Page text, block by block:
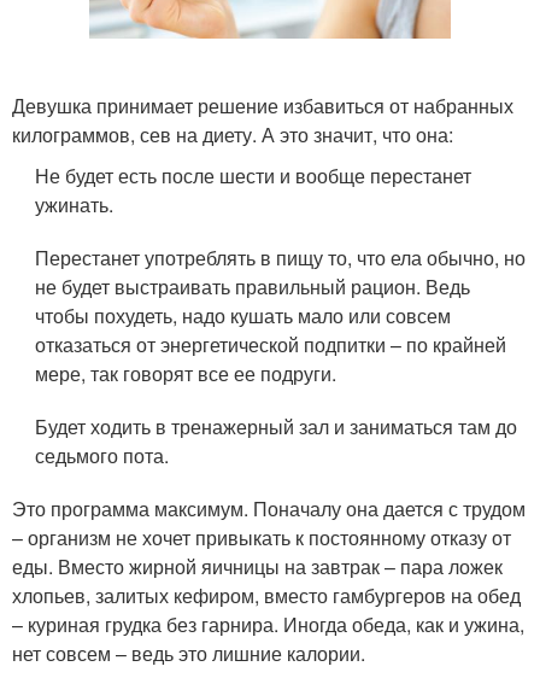
Девушка принимает решение избавиться от набранных
килограммов, сев на диету. А это значит, что она:
Не будет есть после шести и вообще перестанет
ужинать.
Перестанет употреблять в пищу то, что ела обычно, но
не будет выстраивать правильный рацион. Ведь
чтобы похудеть, надо кушать мало или совсем
отказаться от энергетической подпитки – по крайней
мере, так говорят все ее подруги.
Будет ходить в тренажерный зал и заниматься там до
седьмого пота.
Это программа максимум. Поначалу она дается с трудом
– организм не хочет привыкать к постоянному отказу от
еды. Вместо жирной яичницы на завтрак – пара ложек
хлопьев, залитых кефиром, вместо гамбургеров на обед
– куриная грудка без гарнира. Иногда обеда, как и ужина,
нет совсем – ведь это лишние калории.